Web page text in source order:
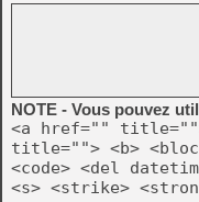
NOTE - Vous pouvez
<a href=""
title=""> <b>
<code> <del
<s> <strike>